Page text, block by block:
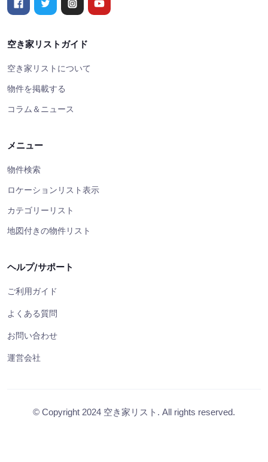
空き家リストガイド
空き家リストについて
物件を掲載する
コラム＆ニュース
メニュー
物件検索
ロケーションリスト表示
カテゴリーリスト
地図付きの物件リスト
ヘルプ/サポート
ご利用ガイド
よくある質問
お問い合わせ
運営会社
© Copyright 2024 空き家リスト. All rights reserved.